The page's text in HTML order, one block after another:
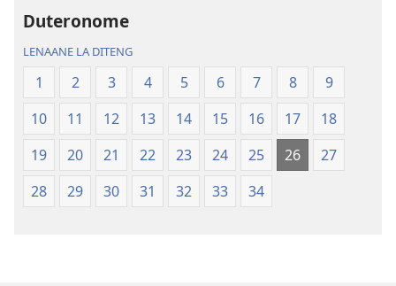
Lefatshe
le
Lesha
(E
Tlhabolotswe
2021)
Lefatshe
Lesha
(E
Duteronome
LENAANE LA DITENG
1 2 3 4 5 6 7 8
9
10
11 12 13 14 15 16 17
18
19
20 21 22 23 24 25 26
27
28
29 30 31 32 33 34